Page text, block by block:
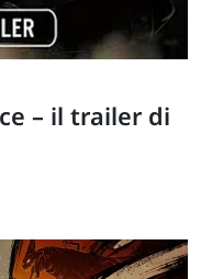
– il trailer di